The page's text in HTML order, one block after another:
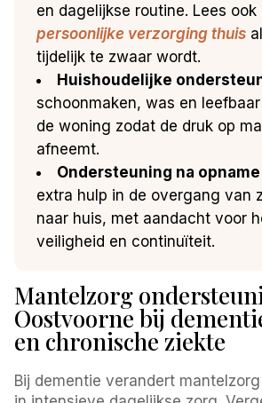
en dagelijkse routine. Lees
persoonlijke verzorging thuis
tijdelijk te zwaar wordt.
Huishoudelijke
schoonmaken, was en
de woning zodat de druk op
afneemt.
Ondersteuning na
extra hulp in de overgang van
naar huis, met aandacht voor
veiligheid en continuïteit.
Mantelzorg
Oostvoorne bij
en chronische ziekte
Bij dementie verandert